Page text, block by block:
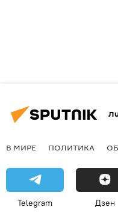
В МИРЕ ПОЛИТИКА
Telegram Дзен